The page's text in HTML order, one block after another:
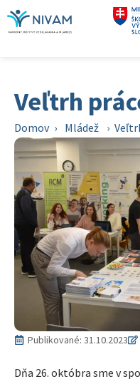
Veľtrh
Domov › Mládež ›
Publikované: 31.10.2023
Dňa 26. októbra sme v